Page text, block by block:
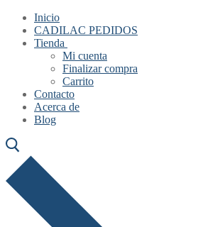
Inicio
CADILAC PEDIDOS
Tienda
Mi cuenta
Finalizar compra
Carrito
Contacto
Acerca de
Blog